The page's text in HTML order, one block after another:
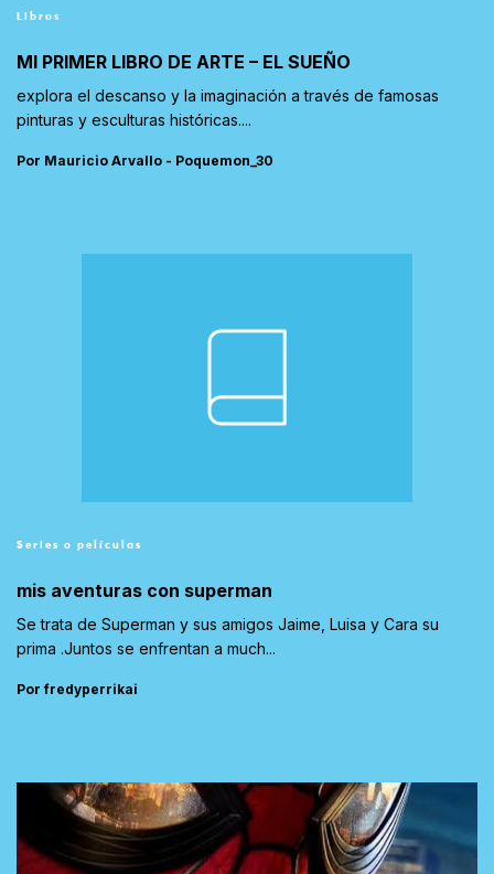
Libros
MI PRIMER LIBRO DE ARTE – EL SUEÑO
explora el descanso y la imaginación a través de famosas
pinturas y esculturas históricas....
Por Mauricio Arvallo - Poquemon_30
Series o películas
mis aventuras con superman
Se trata de Superman y sus amigos Jaime, Luisa y Cara su
prima .Juntos se enfrentan a much...
Por fredyperrikai